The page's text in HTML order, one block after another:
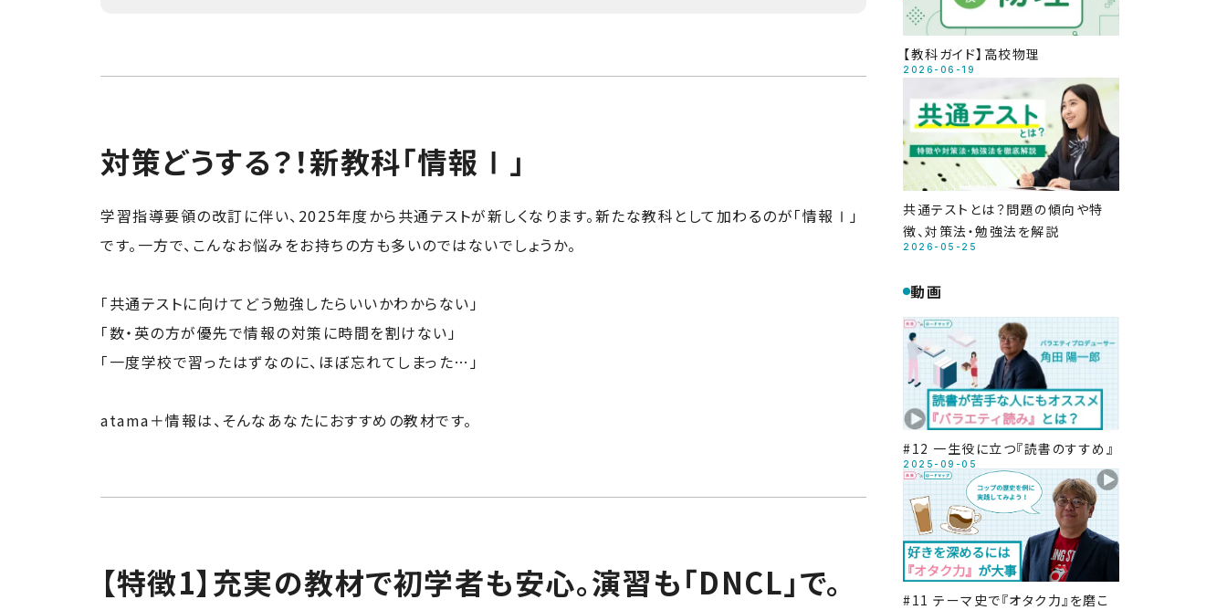
対策どうする？！新教科「情報Ⅰ」
学習指導要領の改訂に伴い、2025年度から共通テストが新しくなります。新たな教科として加わるのが「情報Ⅰ」
です。一方で、こんなお悩みをお持ちの方も多いのではないでしょうか。
「共通テストに向けてどう勉強したらいいかわからない」
「数・英の方が優先で情報の対策に時間を割けない」
「一度学校で習ったはずなのに、ほぼ忘れてしまった…」
atama＋情報は、そんなあなたにおすすめの教材です。
【特徴1】充実の教材で初学者も安心。演習も「DNCL」で。
【教科ガイド】高校物理
2026-06-19
共通テストとは？問題の傾向や特
徴、対策法・勉強法を解説
2026-05-25
動画
#12 一生役に立つ『読書のすすめ』
2025-09-05
#11 テーマ史で『オタク力』を磨こ